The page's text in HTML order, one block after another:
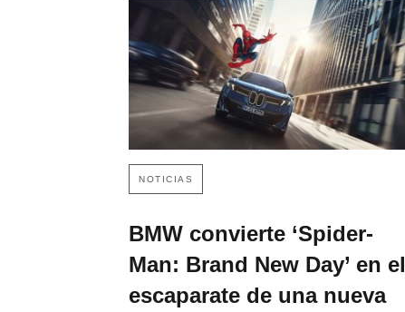
NOTICIAS
BMW convierte ‘Spider-
Man: Brand New Day’ en el
escaparate de una nueva